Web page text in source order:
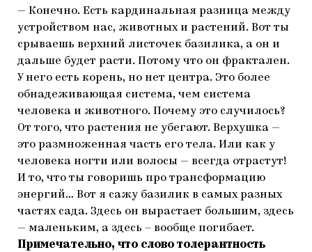
— Конечно. Есть кардинальная разница между
устройством нас, животных и растений. Вот ты
срываешь верхний листочек базилика, а он и
дальше будет расти. Потому что он фрактален.
У него есть корень, но нет центра. Это более
обнадеживающая система, чем система
человека и животного. Почему это случилось?
От того, что растения не убегают. Верхушка —
это размноженная часть его тела. Или как у
человека ногти или волосы — всегда отрастут!
И то, что ты говоришь про трансформацию
энергий… Вот я сажу базилик в самых разных
частях сада. Здесь он вырастает большим, здесь
— маленьким, а здесь – вообще погибает.
Примечательно, что слово толерантность